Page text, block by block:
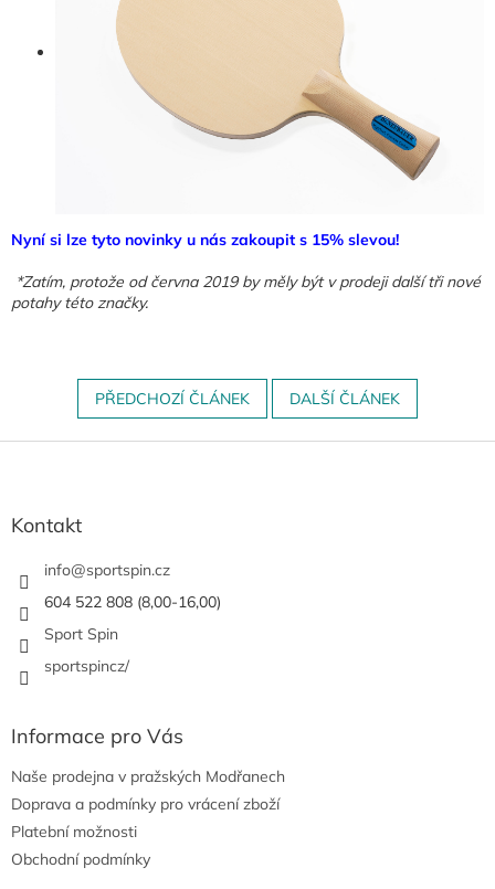
Nyní si lze tyto novinky u nás zakoupit s 15% slevou!
*Zatím, protože od června 2019 by měly být v prodeji další tři nové
potahy této značky.
PŘEDCHOZÍ ČLÁNEK DALŠÍ ČLÁNEK
Z
Kontakt
info@sportspin.cz
604 522 808 (8,00-16,00)
Sport Spin
sportspincz/
Informace pro Vás
Naše prodejna v pražských Modřanech
Doprava a podmínky pro vrácení zboží
Platební možnosti
Obchodní podmínky